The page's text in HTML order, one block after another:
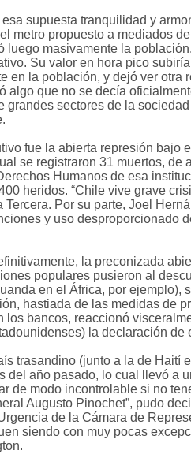
supuesta tranquilidad y
metro propuesto a mediados
luego masivamente la
Su valor en hora pico
en la población, y dejó ver
algo que no se decía
grandes sectores de la
fue la abierta represión
se registraron 31 muertos,
Humanos de esa
heridos. “Chile vive grave
Por su parte, Joel
y uso desproporcionado
la preconizada
populares pusieron al
en el África, por
hastiada de las medidas de
los bancos, reaccionó
la declaración de
trasandino (junto a la de Haití
del año pasado, lo cual llevó a
de modo incontrolable si no
Augusto Pinochet”, pudo
de la Cámara de
siendo con muy pocas